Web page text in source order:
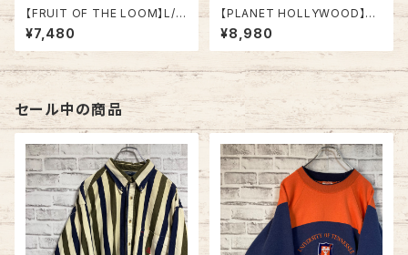
【FRUIT OF THE LOOM】L/S
Sweat XL 90s Made in US
A アート系 スウェット トレーナ
ー USA製 アートワーク セリフ
1993 アメリカ USA 古着
¥7,480
【PLANET HOLLYWOOD】L/
S Sweatshirt XL 90s Made
in USA “San Diego” vintag
e プラネットハリウッド スウェッ
ト トレーナー 企業モノ スーベニ
ア お土産モノサンディエゴ USA
製 アメリカ USA 古着
¥8,980
セール中の商品